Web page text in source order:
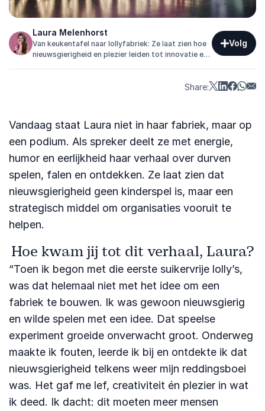
Laura Melenhorst
Van keukentafel naar lollyfabriek: Ze laat zien hoe
nieuwsgierigheid en plezier leiden tot innovatie en
Volg
Share:
Vandaag staat Laura niet in haar fabriek, maar op
een podium. Als spreker deelt ze met energie,
humor en eerlijkheid haar verhaal over durven
spelen, falen en ontdekken. Ze laat zien dat
nieuwsgierigheid geen kinderspel is, maar een
strategisch middel om organisaties vooruit te
helpen.
Hoe kwam jij tot dit verhaal, Laura?
“Toen ik begon met die eerste suikervrije lolly’s,
was dat helemaal niet met het idee om een
fabriek te bouwen. Ik was gewoon nieuwsgierig
en wilde spelen met een idee. Dat speelse
experiment groeide onverwacht groot. Onderweg
maakte ik fouten, leerde ik bij en ontdekte ik dat
nieuwsgierigheid telkens weer mijn reddingsboei
was. Het gaf me lef, creativiteit én plezier in wat
ik deed. Ik dacht: dit moeten meer mensen